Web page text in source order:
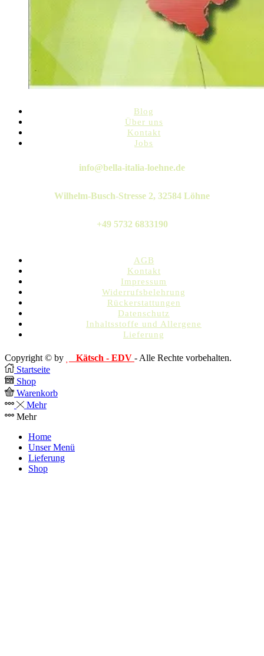
Blog
Über uns
Kontakt
Jobs
Twitter
Instagram
Pinterest
Linkedin
Whatsapp
info@bella-italia-loehne.de
Wilhelm-Busch-Stresse 2, 32584 Löhne
+49 5732 6833190
AGB
Kontakt
Impressum
Widerrufsbelehrung
Rückerstattungen
Datenschutz
Inhaltsstoffe und Allergene
Lieferung
Copyright © by Kätsch - EDV - Alle Rechte vorbehalten.
Startseite
Shop
Warenkorb
Mehr
Mehr
Home
Unser Menü
Lieferung
Shop